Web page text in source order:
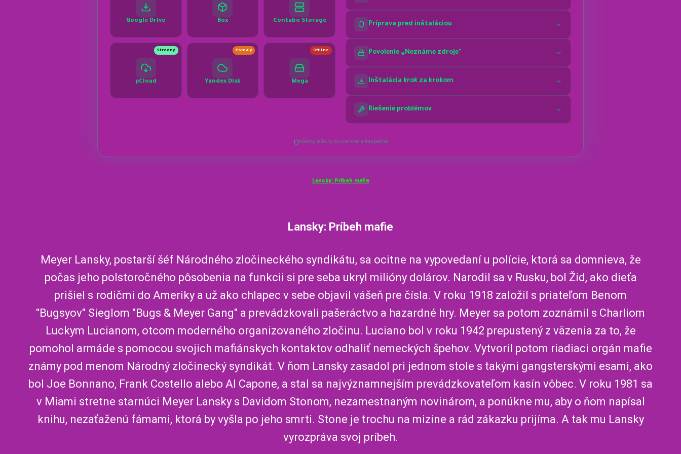
Lansky: Príbeh mafie
Lansky: Príbeh mafie
Meyer Lansky, postarší šéf Národného zločineckého syndikátu, sa ocitne na vypovedaní u polície, ktorá sa domnieva, že
počas jeho polstoročného pôsobenia na funkcii si pre seba ukryl milióny dolárov. Narodil sa v Rusku, bol Žid, ako dieťa
prišiel s rodičmi do Ameriky a už ako chlapec v sebe objavil vášeň pre čísla. V roku 1918 založil s priateľom Benom
"Bugsyov" Sieglom "Bugs & Meyer Gang" a prevádzkovali pašeráctvo a hazardné hry. Meyer sa potom zoznámil s Charliom
Luckym Lucianom, otcom moderného organizovaného zločinu. Luciano bol v roku 1942 prepustený z väzenia za to, že
pomohol armáde s pomocou svojich mafiánskych kontaktov odhaliť nemeckých špehov. Vytvoril potom riadiaci orgán mafie
známy pod menom Národný zločinecký syndikát. V ňom Lansky zasadol pri jednom stole s takými gangsterskými esami, ako
bol Joe Bonnano, Frank Costello alebo Al Capone, a stal sa najvýznamnejším prevádzkovateľom kasín vôbec. V roku 1981 sa
v Miami stretne starnúci Meyer Lansky s Davidom Stonom, nezamestnaným novinárom, a ponúkne mu, aby o ňom napísal
knihu, nezaťaženú fámami, ktorá by vyšla po jeho smrti. Stone je trochu na mizine a rád zákazku prijíma. A tak mu Lansky
vyrozpráva svoj príbeh.